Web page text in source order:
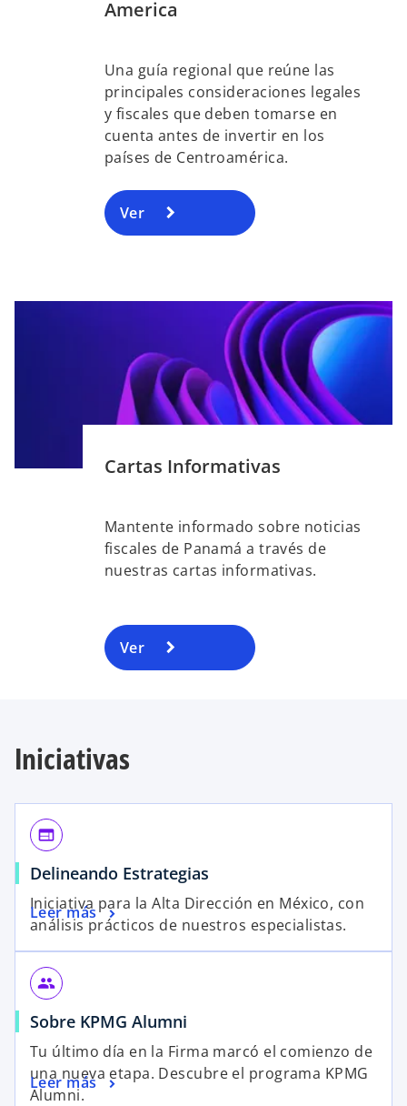
America
Una guía regional que reúne las
principales consideraciones legales
y fiscales que deben tomarse en
cuenta antes de invertir en los
países de Centroamérica.
Ver
Cartas Informativas
Mantente informado sobre noticias
fiscales de Panamá a través de
nuestras cartas informativas.
Ver
Iniciativas
web
Delineando Estrategias
a
b
r
u
n
Iniciativa para la Alta Dirección en México, con
análisis prácticos de nuestros especialistas.
Leer más
s
e
a
b
r
e
e
u
people
Sobre KPMG Alumni
Tu último día en la Firma marcó el comienzo de
una nueva etapa. Descubre el programa KPMG
Alumni.
Leer más